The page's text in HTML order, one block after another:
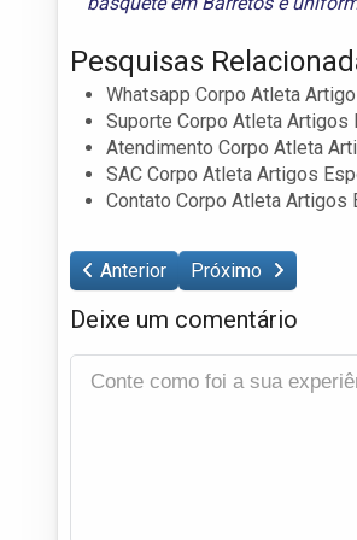
Pesquisas
Whatsapp Corpo Atleta
Suporte Corpo Atleta Artigos
Atendimento Corpo Atleta
SAC Corpo Atleta Artigos
Contato Corpo Atleta Artigos
Anterior Próximo
Deixe um comentário